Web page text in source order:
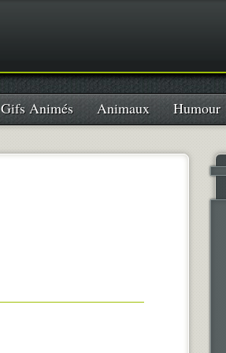
Gifs Animés Animaux Humour